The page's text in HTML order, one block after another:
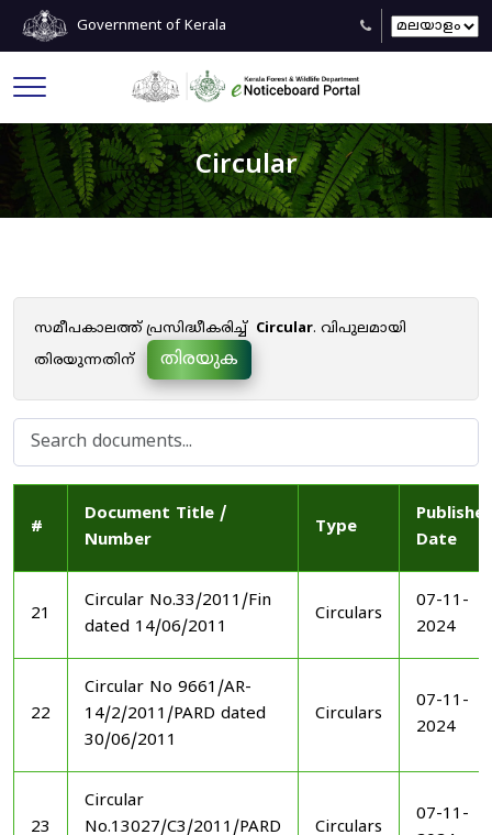
Government of Kerala
Circular
സമീപകാലത്ത് പ്രസിദ്ധീകരിച്ച് Circular. വിപുലമായി
തിരയുന്നതിന്
തിരയുക
#
Document Title /
Number
Type
Date
21
Circular No.33/2011/Fin
dated 14/06/2011
Circulars
07-11-
2024
22
Circular No 9661/AR-
14/2/2011/PARD dated
30/06/2011
Circulars
07-11-
2024
23
Circular
No.13027/C3/2011/PARD
Circulars
07-11-